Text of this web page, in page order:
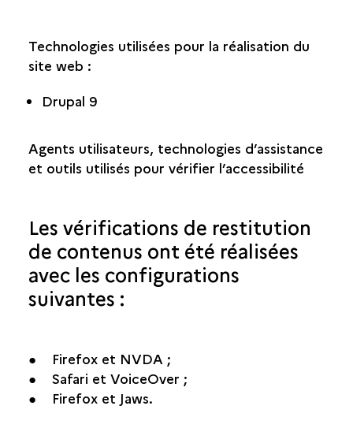
Technologies utilisées pour la réalisation du
site web :
Drupal 9
Agents utilisateurs, technologies d’assistance
et outils utilisés pour vérifier l’accessibilité
Les vérifications de restitution
de contenus ont été réalisées
avec les configurations
suivantes :
● Firefox et NVDA ;
● Safari et VoiceOver ;
● Firefox et Jaws.